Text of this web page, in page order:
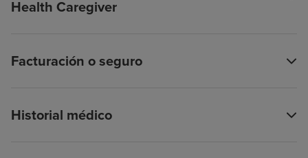
Health Caregiver
Facturación o seguro
Historial médico